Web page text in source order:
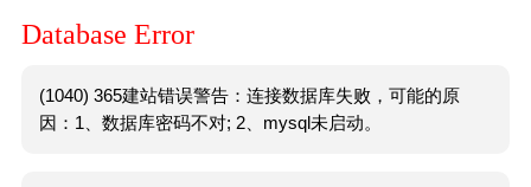
Database Error
(1040) 365建站错误警告：连接数据库失败，可能的原
因：1、数据库密码不对; 2、mysql未启动。